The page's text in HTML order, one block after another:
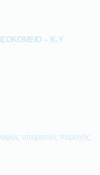
- Κ.Υ
υπηρεσίες παροχής